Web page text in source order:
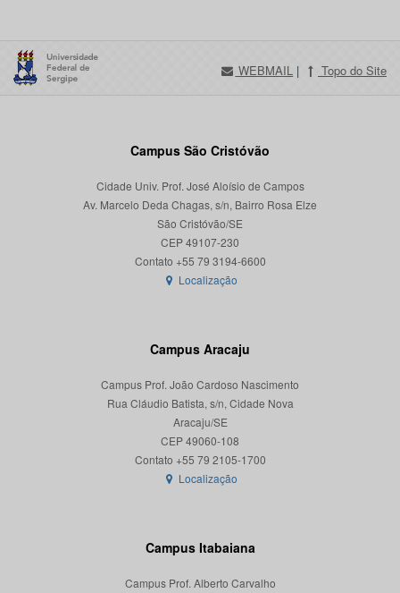
WEBMAIL | Topo do Site
Campus São Cristóvão
Cidade Univ. Prof. José Aloísio de Campos
Av. Marcelo Deda Chagas, s/n, Bairro Rosa Elze
São Cristóvão/SE
CEP 49107-230
Localização
Campus Aracaju
Campus Prof. João Cardoso Nascimento
Rua Cláudio Batista, s/n, Cidade Nova
Aracaju/SE
CEP 49060-108
Localização
Campus Itabaiana
Campus Prof. Alberto Carvalho